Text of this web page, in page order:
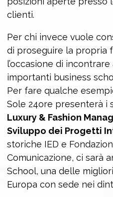
clienti.
Per chi invece vuole
di proseguire la propria
l’occasione di
importanti business
Per fare qualche
Sole 24ore presenterà i
Luxury & Fashion
Sviluppo dei Progetti
storiche IED e
Comunicazione, ci sarà
School, una delle
Europa con sede nei